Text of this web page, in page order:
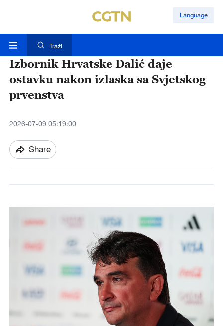
Language
TražI
Izbornik Hrvatske Dalić daje
ostavku nakon izlaska sa Svjetskog
prvenstva
2026-07-09 05:19:00
Share